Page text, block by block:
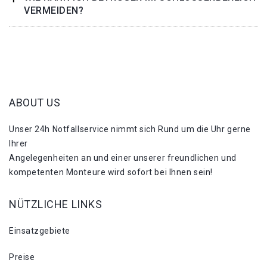
VERMEIDEN?
ABOUT US
Unser 24h Notfallservice nimmt sich Rund um die Uhr gerne
Ihrer
Angelegenheiten an und einer unserer freundlichen und
kompetenten Monteure wird sofort bei Ihnen sein!
NÜTZLICHE LINKS
Einsatzgebiete
Preise